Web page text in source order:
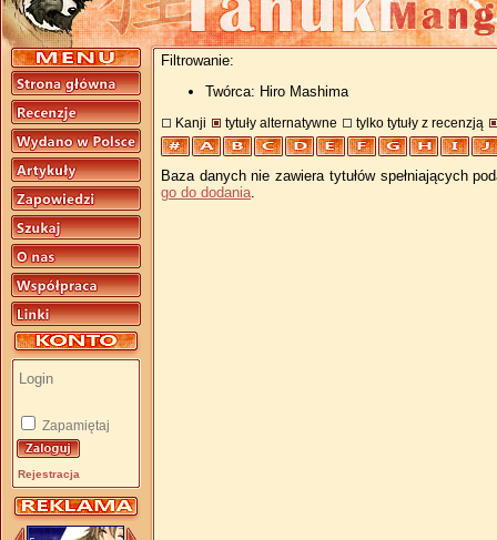
Zapamiętaj
Rejestracja
Filtrowanie:
Twórca: Hiro Mashima
Kanji tytuły alternatywne tylko tytuły z recenzją
Baza danych nie zawiera tytułów spełniających
go do dodania.